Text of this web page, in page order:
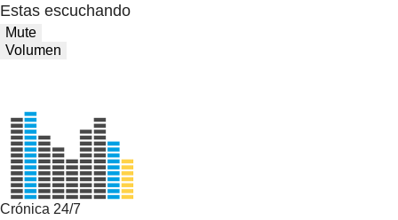
Estas escuchando
Mute
Volumen
Crónica 24/7